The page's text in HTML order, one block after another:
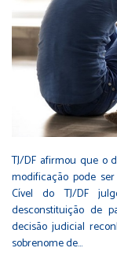
TJ/DF afirmou que o
modificação pode
Cível do TJ/DF
desconstituição de
decisão judicial
sobrenome de…